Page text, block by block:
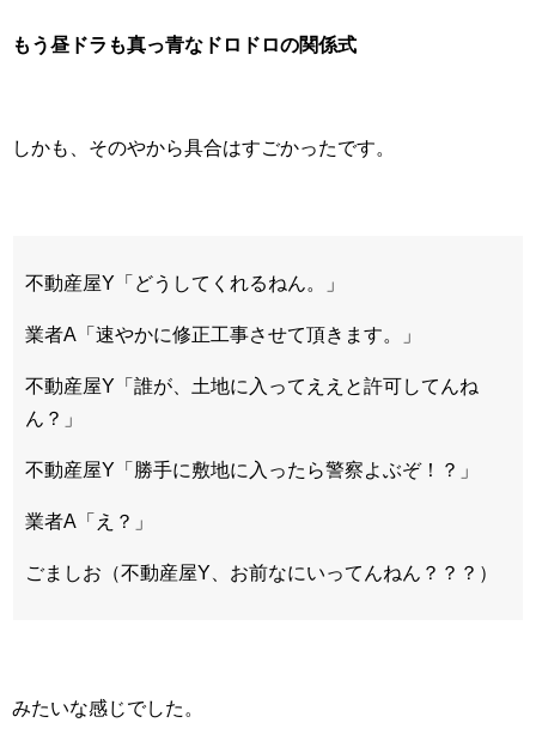
もう昼ドラも真っ青なドロドロの関係式
しかも、そのやから具合はすごかったです。
不動産屋Y「どうしてくれるねん。」
業者A「速やかに修正工事させて頂きます。」
不動産屋Y「誰が、土地に入ってええと許可してんね
ん？」
不動産屋Y「勝手に敷地に入ったら警察よぶぞ！？」
業者A「え？」
ごましお（不動産屋Y、お前なにいってんねん？？？）
みたいな感じでした。